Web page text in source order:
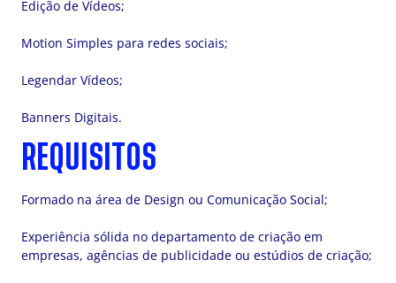
Edição de Vídeos;
Motion Simples para redes sociais;
Legendar Vídeos;
Banners Digitais.
REQUISITOS
Formado na área de Design ou Comunicação Social;
Experiência sólida no departamento de criação em
empresas, agências de publicidade ou estúdios de criação;